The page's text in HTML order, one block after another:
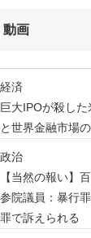
動画
経済
巨大IPOが殺した
と世界金融市場
政治
【当然の報い】
参院議員：暴行
罪で訴えられる